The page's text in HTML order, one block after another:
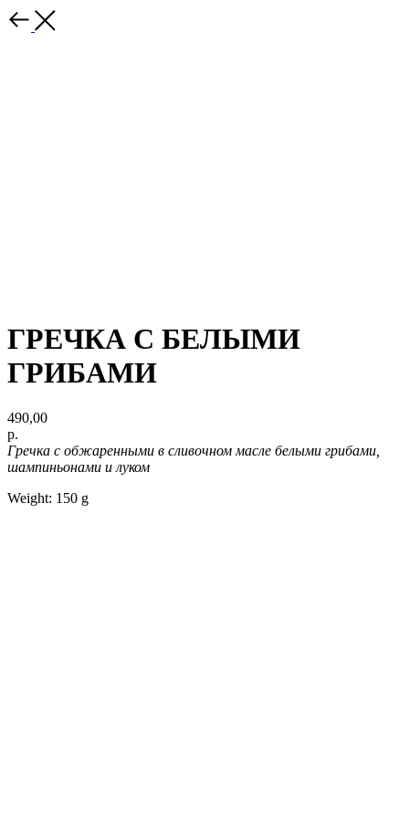
ГРЕЧКА С БЕЛЫМИ
ГРИБАМИ
490,00
р.
Гречка с обжаренными в сливочном масле белыми грибами,
шампиньонами и луком
Weight: 150 g